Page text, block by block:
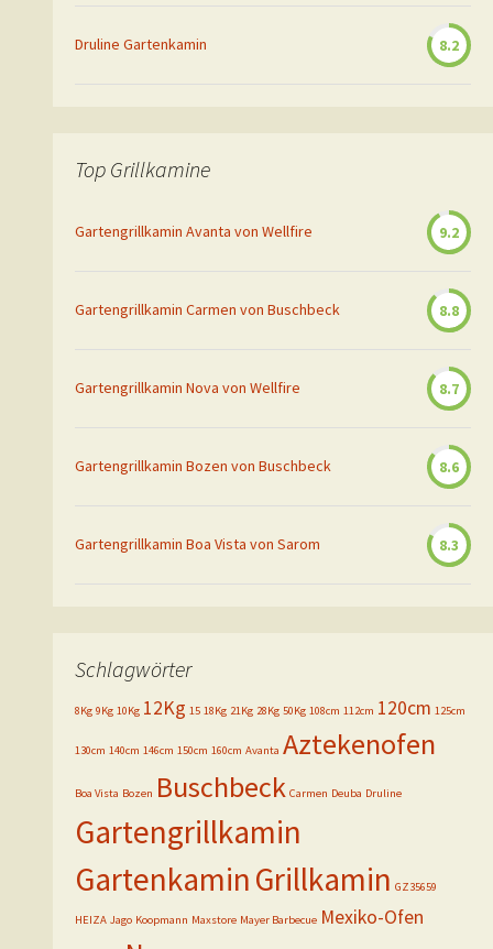
Druline Gartenkamin 8.2
Top Grillkamine
Gartengrillkamin Avanta von Wellfire 9.2
Gartengrillkamin Carmen von Buschbeck 8.8
Gartengrillkamin Nova von Wellfire 8.7
Gartengrillkamin Bozen von Buschbeck 8.6
Gartengrillkamin Boa Vista von Sarom 8.3
Schlagwörter
8Kg 9Kg 10Kg 12Kg 15 18Kg 21Kg 28Kg 50Kg 108cm 112cm 120cm 125cm
130cm 140cm 146cm 150cm 160cm Avanta Aztekenofen
Boa Vista Bozen Buschbeck Carmen Deuba Druline
Gartengrillkamin
GartenkaminGrillkamin GZ35659
HEIZA Jago Koopmann Maxstore Mayer Barbecue Mexiko-Ofen